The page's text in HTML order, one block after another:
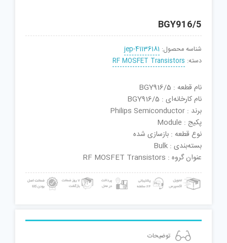
BGY916/5
شناسه محصول: jep-41136181
دسته: RF MOSFET Transistors
نام قطعه : BGY916/5
نام کارخانه‌ای : BGY916/5
برند : Philips Semiconductor
پکیج : Module
نوع قطعه : بازسازی شده
بسته‌بندی : Bulk
عنوان گروه : RF MOSFET Transistors
توضیحات